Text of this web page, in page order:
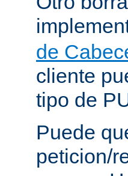
de
cliente
tipo de
Puede
peticion/